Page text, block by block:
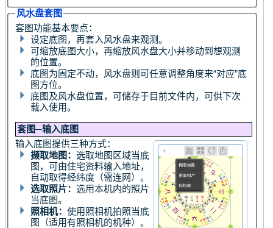
风水盘套图
套图功能基本要点：
设定底图，再套入风水盘来观测。
可缩放底图大小，再缩放风水盘大小并移动到想观测
的位置。
底图为固定不动，风水盘则可任意调整角度来“对应”底
图方位。
底图及风水盘位置，可储存于目前文件内，可供下次
载入使用。
套图─输入底图
输入底图提供三种方式：
撷取地图：选取地图区域当底
图，可由住宅资料输入地址，
自动取得经纬度（需连网）。
选取照片：选用本机内的照片
当底图。
照相机：使用照相机拍照当底
图（适用有照相机的机种）。